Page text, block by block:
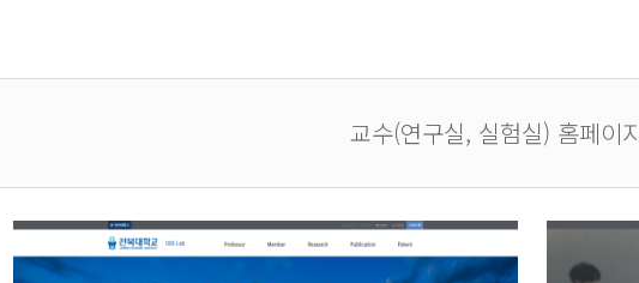
교수(연구실, 실험실) 홈페이